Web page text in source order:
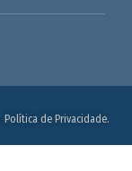
Política de Privacidade.